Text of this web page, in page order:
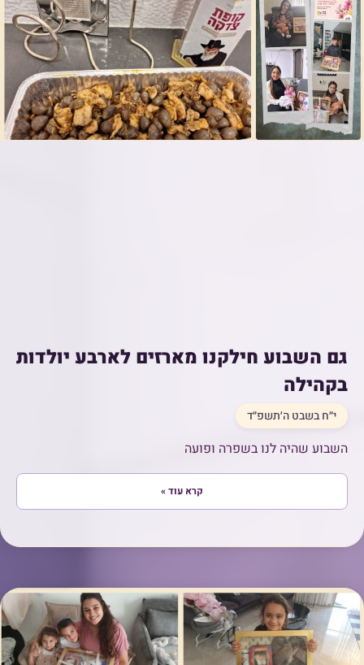
גם השבוע חילקנו מארזים לארבע יולדות
בקהילה
י״ח בשבט ה׳תשפ״ד
השבוע שהיה לנו בשפרה ופועה
קרא עוד »